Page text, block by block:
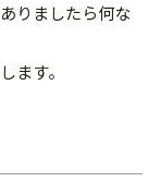
りましたら何な
ます。